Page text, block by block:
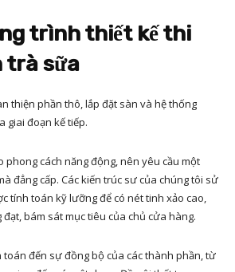
trình thiết kế thi
trà sữa
thiện phần thô, lắp đặt sàn và hệ thống
giai đoạn kế tiếp.
cách năng động, nên yêu cầu một
đẳng cấp. Các kiến trúc sư của chúng tôi sử
tính toán kỹ lưỡng để có nét tinh xảo cao,
bám sát mục tiêu của chủ cửa hàng.
toán đến sự đồng bộ của các thành phần, từ